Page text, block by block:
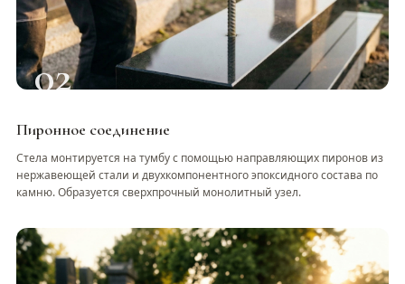
02
Пиронное соединение
Стела монтируется на тумбу с помощью направляющих пиронов из
нержавеющей стали и двухкомпонентного эпоксидного состава по
камню. Образуется сверхпрочный монолитный узел.